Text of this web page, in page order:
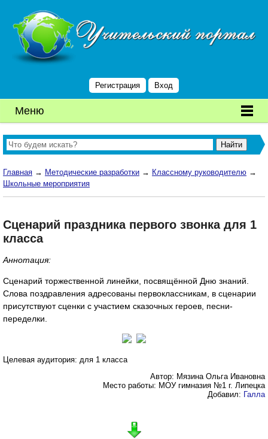
Регистрация Вход
Меню
Главная → Методические разработки → Классному руководителю →
Школьные мероприятия
Сценарий праздника первого звонка для 1
класса
Аннотация:
Сценарий торжественной линейки, посвящённой Дню знаний.
Слова поздравления адресованы первоклассникам, в сценарии
присутствуют сценки с участием сказочных героев, песни-
переделки.
Целевая аудитория: для 1 класса
Автор: Мязина Ольга Ивановна
Место работы: МОУ гимназия №1 г. Липецка
Добавил: Галла